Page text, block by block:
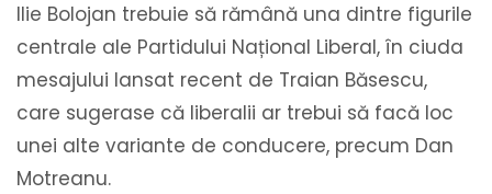
Ilie Bolojan trebuie să rămână una dintre figurile
centrale ale Partidului Național Liberal, în ciuda
mesajului lansat recent de Traian Băsescu,
care sugerase că liberalii ar trebui să facă loc
unei alte variante de conducere, precum Dan
Motreanu.